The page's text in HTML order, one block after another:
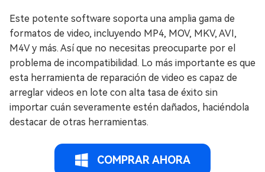
Este potente software soporta una amplia gama de
formatos de video, incluyendo MP4, MOV, MKV, AVI,
M4V y más. Así que no necesitas preocuparte por el
problema de incompatibilidad. Lo más importante es que
esta herramienta de reparación de video es capaz de
arreglar videos en lote con alta tasa de éxito sin
importar cuán severamente estén dañados, haciéndola
destacar de otras herramientas.
COMPRAR AHORA